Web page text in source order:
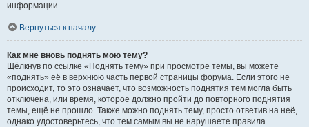
информации.
Вернуться к началу
Как мне вновь поднять мою тему?
Щёлкнув по ссылке «Поднять тему» при просмотре темы, вы можете
«поднять» её в верхнюю часть первой страницы форума. Если этого не
происходит, то это означает, что возможность поднятия тем могла быть
отключена, или время, которое должно пройти до повторного поднятия
темы, ещё не прошло. Также можно поднять тему, просто ответив на неё,
однако удостоверьтесь, что тем самым вы не нарушаете правила